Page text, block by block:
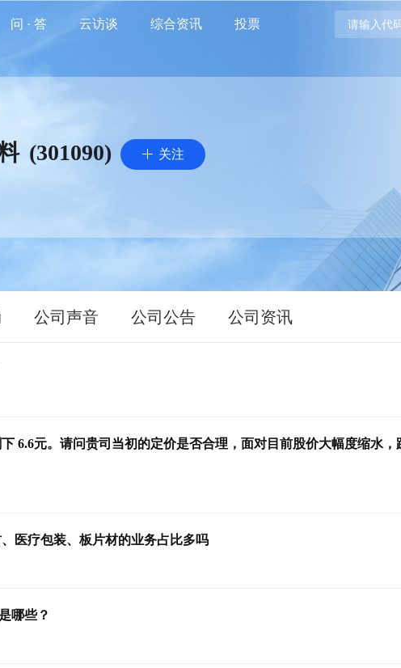
问 · 答 云访谈 综合资讯 投票
(301090) 关注
公司声音 公司公告 公司资讯
6.6元。请问贵司当初的定价是否合理，面对目前股价大幅度缩水
医疗包装、板片材的业务占比多吗
哪些？